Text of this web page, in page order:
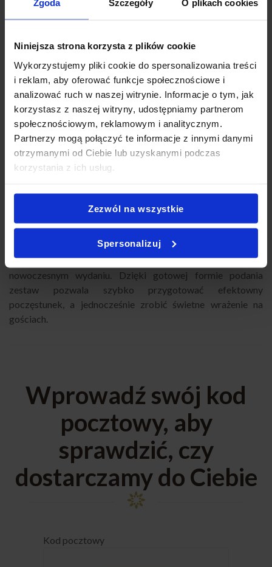
Zgoda Szczegóły O plikach cookies
Niniejsza strona korzysta z plików cookie
Wykorzystujemy pliki cookie do spersonalizowania treści
i reklam, aby oferować funkcje społecznościowe i
analizować ruch w naszej witrynie. Informacje o tym, jak
korzystasz z naszej witryny, udostępniamy partnerom
społecznościowym, reklamowym i analitycznym.
Partnerzy mogą połączyć te informacje z innymi danymi
otrzymanymi od Ciebie lub uzyskanymi podczas
korzystania z ich usług.
Zezwól na wszystkie
Spersonalizuj
Różnorodność smaków sprawia, że zestaw doskonale pasuje
zarówno do prosecco, jak i wina czy klasycznych zimnych
napojów. Dzięki temu catering prezentuje się nowocześnie,
lekko i bardzo efektownie. Dodatkowo elegancki wygląd
przekąsek podkreśla charakter całego przyjęcia.
ŚWIEŻOŚĆ I ESTETYKA PODANIA
Każdą tartaletkę przygotowujemy z dużą dbałością o jakość
kremowe dodatki i starannie dobrane kompozycje smakowe
tworzą harmonijną całość idealną na wyjątkowe okazje.
Tartalette Box to świetny wybór dla osób, które szukają
cateringu premium z eleganckimi przekąskami w
nowoczesnym wydaniu. Dzięki gotowej formie podania
zestaw pozwala szybko przygotować efektowny
poczęstunek, a jednocześnie zrobić świetne wrażenie na
gościach.
Wprowadź swój kod
pocztowy, aby
sprawdzić, czy
dostarczamy do Ciebie
Kod pocztowy